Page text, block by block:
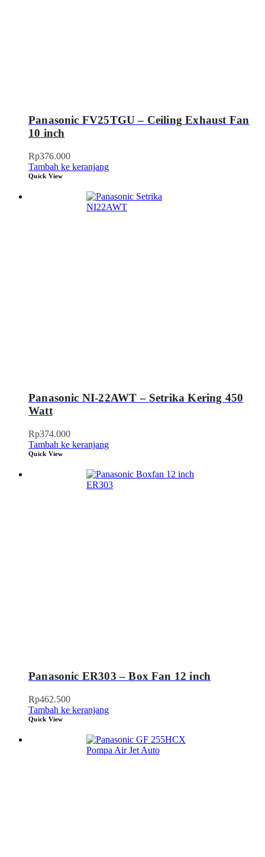
Panasonic FV25TGU – Ceiling Exhaust Fan
10 inch
Rp376.000
Tambah ke keranjang
Quick View
Panasonic NI-22AWT – Setrika Kering 450
Watt
Rp374.000
Tambah ke keranjang
Quick View
Panasonic ER303 – Box Fan 12 inch
Rp462.500
Tambah ke keranjang
Quick View